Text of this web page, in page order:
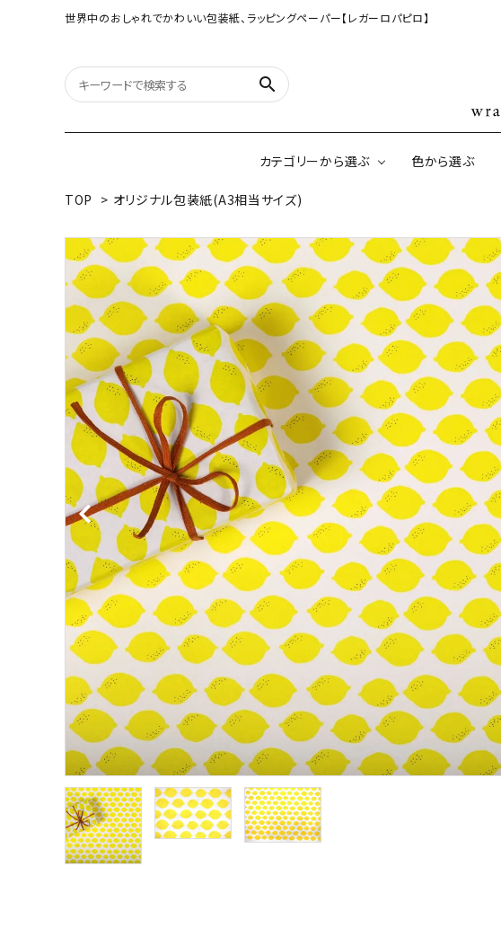
世界中のおしゃれでかわいい包装紙、ラッピングペーパー【レガーロパピロ】
search
カテゴリーから選ぶ
オリジナル包装紙
（A3相当サイズ）
【大判サイズ】オリジナル包装紙
ネパールの手漉き包装紙
インドのハンドプリントコットン
ペーパー
ボタニカルダブルサイド包装紙 韓国のデザインペーパー
色から選ぶ
TOP > オリジナル包装紙(A3相当サイズ)